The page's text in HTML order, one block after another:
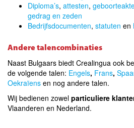
Diploma’s, attesten,
gedrag en zeden
Bedrijfsdocumenten, statuten en
Andere talencombinaties
Naast Bulgaars biedt Crealingua ook
de volgende talen: Engels, Frans,
Oekraïens en nog andere talen.
Wij bedienen zowel particuliere
Vlaanderen en Nederland.